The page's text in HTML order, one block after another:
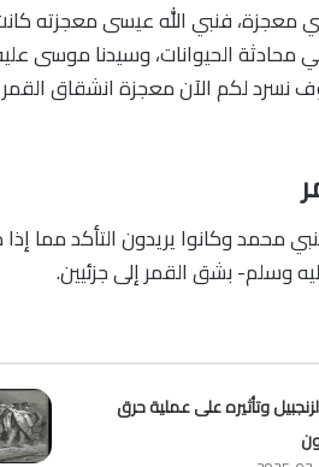
فنبي الله عيسى معجزته كانت
محادثة الحيوانات، وسيدنا موسى
نسرد لكم الآن معجزة انشقاق
محمد وكانوا يريدون التأكد مما
وسلم- بشق القمر إلى جزئيين.
وتأثيره على عملية حرق